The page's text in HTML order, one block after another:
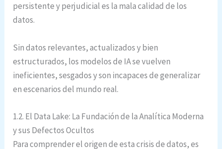
persistente y perjudicial es la mala calidad de los
datos.
Sin datos relevantes, actualizados y bien
estructurados, los modelos de IA se vuelven
ineficientes, sesgados y son incapaces de generalizar
en escenarios del mundo real.
1.2. El Data Lake: La Fundación de la Analítica Moderna
y sus Defectos Ocultos
Para comprender el origen de esta crisis de datos, es